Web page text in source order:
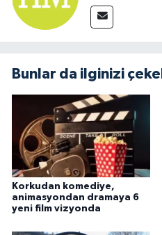
Bunlar da ilginizi
Korkudan komediye,
animasyondan dramaya 6
yeni film vizyonda